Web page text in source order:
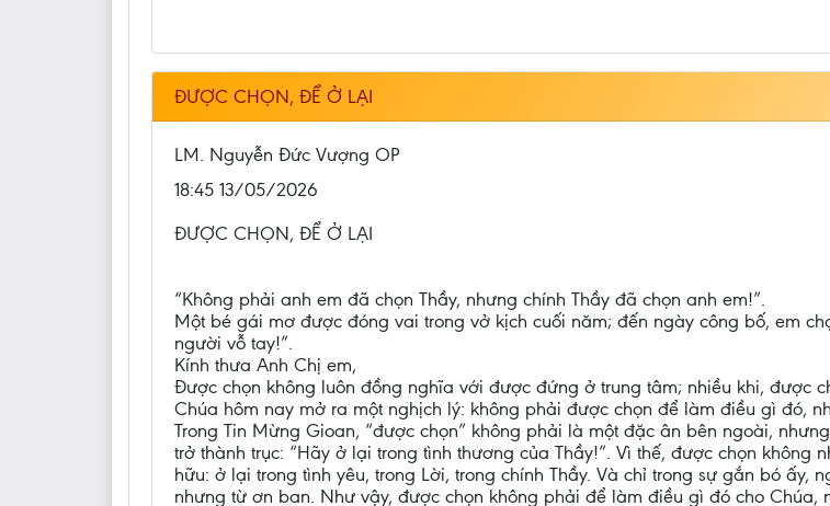
ĐƯỢC CHỌN, ĐỂ Ở LẠI
LM. Nguyễn Đức Vượng OP
18:45 13/05/2026
ĐƯỢC CHỌN, ĐỂ Ở LẠI
“Không phải anh em đã chọn Thầy, nhưng chính Thầy đã chọn anh em!”.
Một bé gái mơ được đóng vai trong vở kịch cuối năm; đến ngày công bố, em
người vỗ tay!”.
Kính thưa Anh Chị em,
Được chọn không luôn đồng nghĩa với được đứng ở trung tâm; nhiều khi, được
Chúa hôm nay mở ra một nghịch lý: không phải được chọn để làm điều gì đó,
Trong Tin Mừng Gioan, “được chọn” không phải là một đặc ân bên ngoài,
trở thành trục: “Hãy ở lại trong tình thương của Thầy!”. Vì thế, được chọn không
hữu: ở lại trong tình yêu, trong Lời, trong chính Thầy. Và chỉ trong sự gắn bó
nhưng từ ơn ban. Như vậy, được chọn không phải để làm điều gì đó cho Chúa,